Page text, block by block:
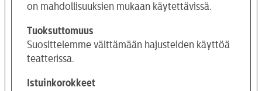
on mahdollisuuksien mukaan käytettävissä.
Tuoksuttomuus
Suosittelemme välttämään hajusteiden käyttöä
teatterissa.
Istuinkorokkeet